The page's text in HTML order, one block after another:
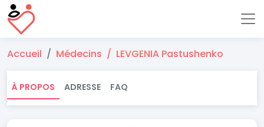
Accueil Médecins LEVGENIA Pastushenko
À PROPOS ADRESSE FAQ